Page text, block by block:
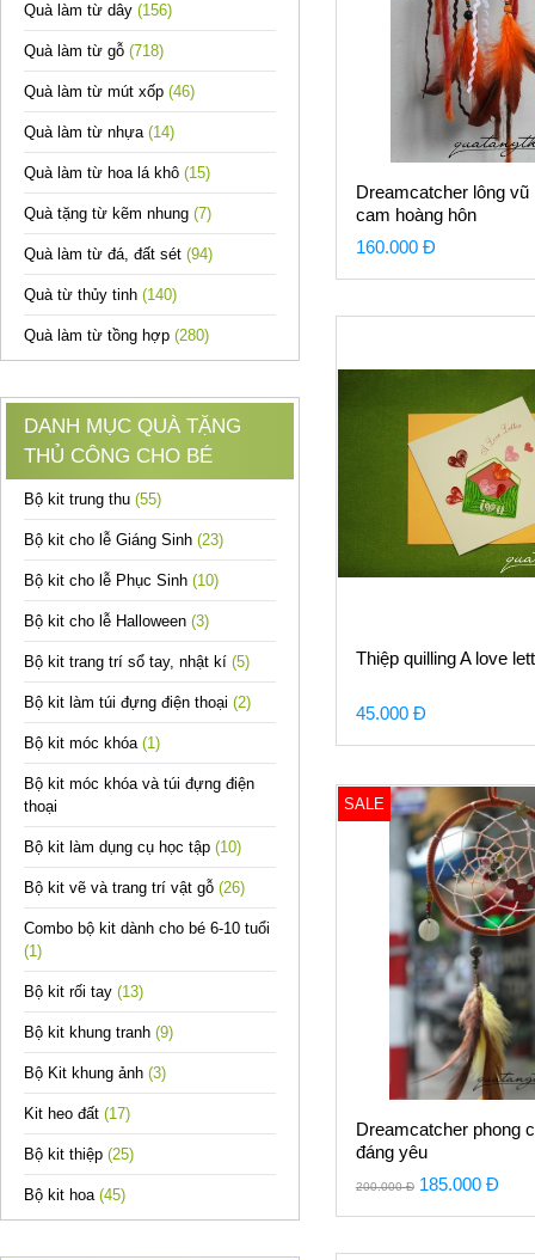
Quà làm từ dây (156)
Quà làm từ gỗ (718)
Quà làm từ mút xốp (46)
Quà làm từ nhựa (14)
Quà làm từ hoa lá khô (15)
Quà tặng từ kẽm nhung (7)
Quà làm từ đá, đất sét (94)
Quà từ thủy tinh (140)
Quà làm từ tồng hợp (280)
DANH MỤC QUÀ TẶNG
THỦ CÔNG CHO BÉ
Bộ kit trung thu (55)
Bộ kit cho lễ Giáng Sinh (23)
Bộ kit cho lễ Phục Sinh (10)
Bộ kit cho lễ Halloween (3)
Bộ kit trang trí sổ tay, nhật kí (5)
Bộ kit làm túi đựng điện thoại (2)
Bộ kit móc khóa (1)
Bộ kit móc khóa và túi đựng điện
thoại
Bộ kit làm dụng cụ học tập (10)
Bộ kit vẽ và trang trí vật gỗ (26)
Combo bộ kit dành cho bé 6-10 tuổi
(1)
Bộ kit rối tay (13)
Bộ kit khung tranh (9)
Bộ Kit khung ảnh (3)
Kit heo đất (17)
Bộ kit thiệp (25)
Bộ kit hoa (45)
Dreamcatcher lông vũ
cam hoàng hôn
160.000 Đ
Thiệp quilling A love
45.000 Đ
SALE
Dreamcatcher phong
đáng yêu
200.000 Đ 185.000 Đ